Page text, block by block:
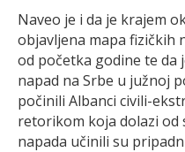
Naveo je i da je krajem
objavljena mapa fizičkih
od početka godine te da
napad na Srbe u južnoj
počinili Albanci civili-
retorikom koja dolazi od
napada učinili su